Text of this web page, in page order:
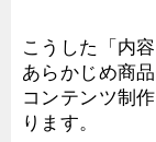
こうした「内
あらかじめ商
コンテンツ制
ります。